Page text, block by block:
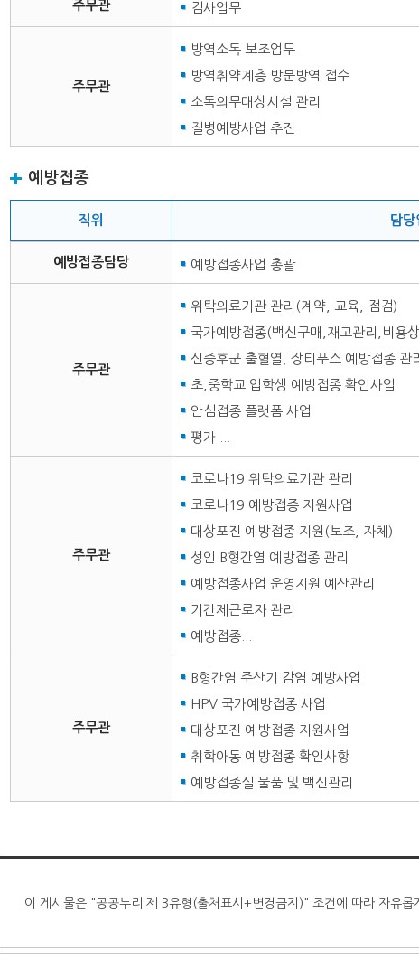
주무관 검사업무
주무관
방역소독 보조업무
방역취약계층 방문방역 접수
소독의무대상시설 관리
질병예방사업 추진
예방접종
직위 담당
예방접종담당 예방접종사업 총괄
주무관
위탁의료기관 관리(계약, 교육, 점검)
국가예방접종(백신구매,재고관리,비용
신증후군 출혈열, 장티푸스 예방접종 관
초,중학교 입학생 예방접종 확인사업
안심접종 플랫폼 사업
평가 ...
주무관
코로나19 위탁의료기관 관리
코로나19 예방접종 지원사업
대상포진 예방접종 지원(보조, 자체)
성인 B형간염 예방접종 관리
예방접종사업 운영지원 예산관리
기간제근로자 관리
예방접종...
주무관
B형간염 주산기 감염 예방사업
HPV 국가예방접종 사업
대상포진 예방접종 지원사업
취학아동 예방접종 확인사항
예방접종실 물품 및 백신관리
이 게시물은 "공공누리 제 3유형(출처표시+변경금지)" 조건에 따라 자유롭